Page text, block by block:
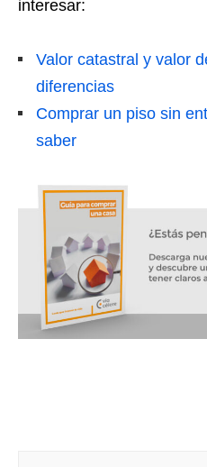
interesar:
Valor catastral y valor
diferencias
Comprar un piso sin
saber